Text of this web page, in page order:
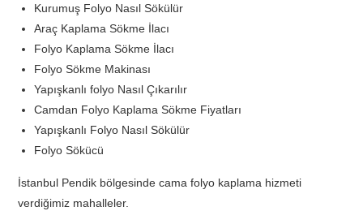
Kurumuş Folyo Nasıl Sökülür
Araç Kaplama Sökme İlacı
Folyo Kaplama Sökme İlacı
Folyo Sökme Makinası
Yapışkanlı folyo Nasıl Çıkarılır
Camdan Folyo Kaplama Sökme Fiyatları
Yapışkanlı Folyo Nasıl Sökülür
Folyo Sökücü
İstanbul Pendik bölgesinde cama folyo kaplama hizmeti
verdiğimiz mahalleler.